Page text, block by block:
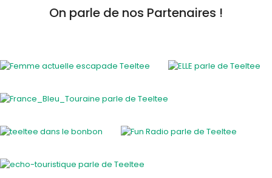
On parle de nos Partenaires !